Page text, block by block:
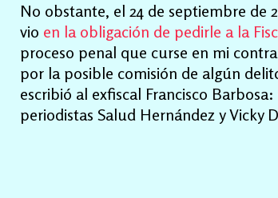
No obstante, el 24 de septiembre de
vio en la obligación de pedirle a la
proceso penal que curse en mi
por la posible comisión de algún
escribió al exfiscal Francisco
periodistas Salud Hernández y Vicky